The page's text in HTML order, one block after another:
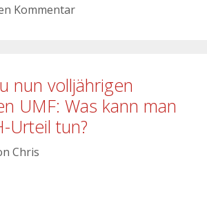
Kommentar
nun volljährigen
UMF: Was kann man
Urteil tun?
Chris